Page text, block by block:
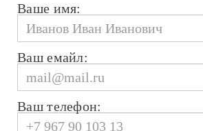
Ваше имя:
Ваш емайл:
Ваш телефон: